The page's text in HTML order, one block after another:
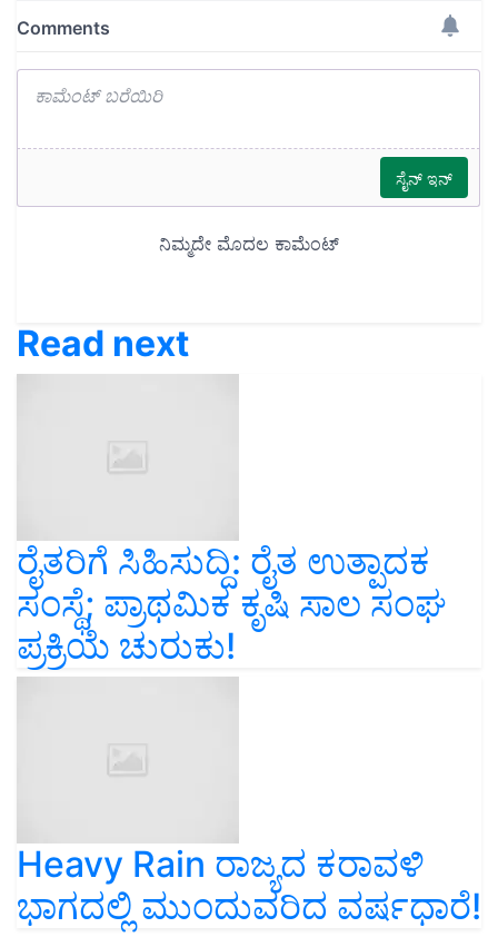
Read next
ರೈತರಿಗೆ ಸಿಹಿಸುದ್ದಿ: ರೈತ ಉತ್ಪಾದಕ
ಸಂಸ್ಥೆ; ಪ್ರಾಥಮಿಕ ಕೃಷಿ ಸಾಲ ಸಂಘ
ಪ್ರಕ್ರಿಯೆ ಚುರುಕು!
Heavy Rain ರಾಜ್ಯದ ಕರಾವಳಿ
ಭಾಗದಲ್ಲಿ ಮುಂದುವರಿದ ವರ್ಷಧಾರೆ!